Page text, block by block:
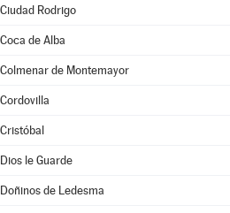
Ciudad Rodrigo
Coca de Alba
Colmenar de Montemayor
Cordovilla
Cristóbal
Dios le Guarde
Doñinos de Ledesma